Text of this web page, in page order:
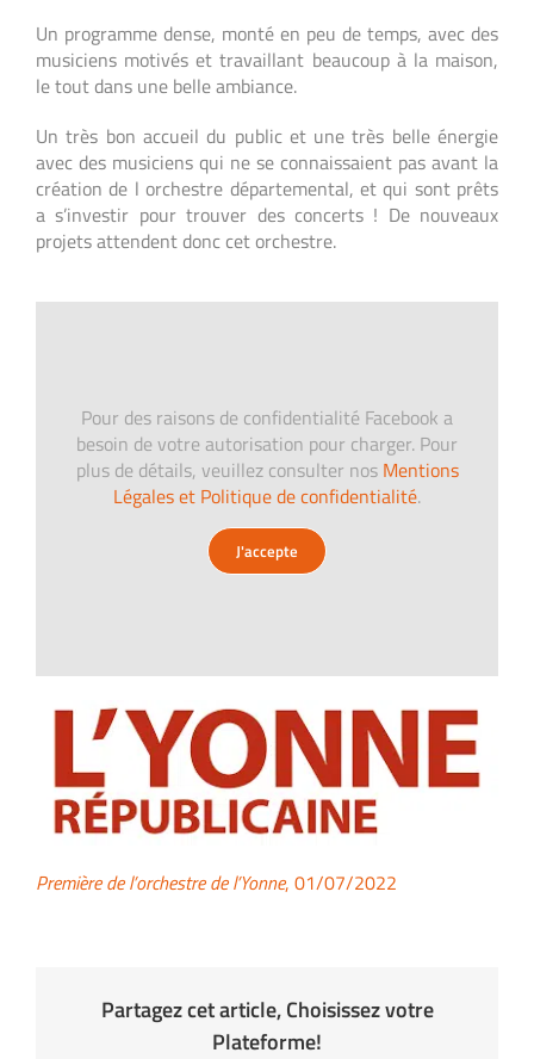
Un programme dense, monté en peu de temps, avec des
musiciens motivés et travaillant beaucoup à la maison,
le tout dans une belle ambiance.
Un très bon accueil du public et une très belle énergie
avec des musiciens qui ne se connaissaient pas avant la
création de l orchestre départemental, et qui sont prêts
a s’investir pour trouver des concerts ! De nouveaux
projets attendent donc cet orchestre.
Pour des raisons de confidentialité Facebook a
besoin de votre autorisation pour charger. Pour
plus de détails, veuillez consulter nos Mentions
Légales et Politique de confidentialité.
J'accepte
Première de l’orchestre de l’Yonne, 01/07/2022
Partagez cet article, Choisissez votre
Plateforme!